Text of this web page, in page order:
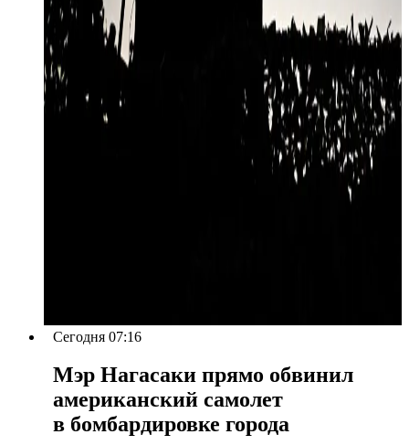
Сегодня 07:16
Мэр Нагасаки прямо обвинил
американский самолет
в бомбардировке города